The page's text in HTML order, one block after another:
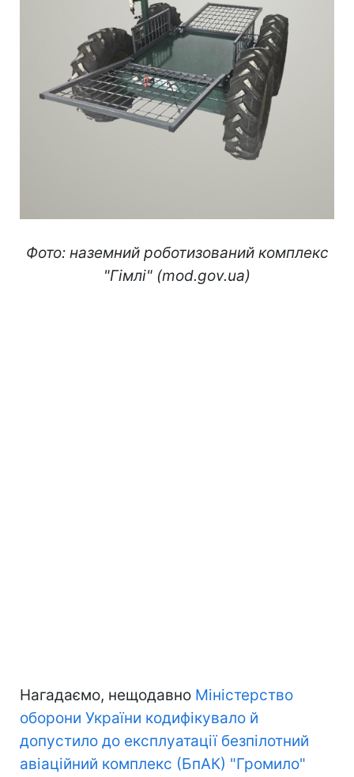
Фото: наземний роботизований комплекс
"Гімлі" (mod.gov.ua)
Нагадаємо, нещодавно Міністерство
оборони України кодифікувало й
допустило до експлуатації безпілотний
авіаційний комплекс (БпАК) "Громило"